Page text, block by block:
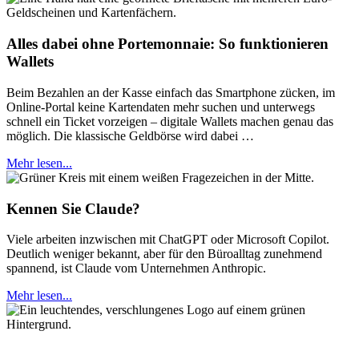
Alles dabei ohne Portemonnaie: So funktionieren
Wallets
Beim Bezahlen an der Kasse einfach das Smartphone zücken, im
Online-Portal keine Kartendaten mehr suchen und unterwegs
schnell ein Ticket vorzeigen – digitale Wallets machen genau das
möglich. Die klassische Geldbörse wird dabei …
Mehr lesen...
Kennen Sie Claude?
Viele arbeiten inzwischen mit ChatGPT oder Microsoft Copilot.
Deutlich weniger bekannt, aber für den Büroalltag zunehmend
spannend, ist Claude vom Unternehmen Anthropic.
Mehr lesen...